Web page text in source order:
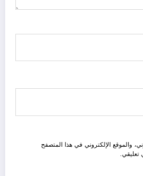
والموقع الإلكتروني في هذا المتصفح
تعليقي.